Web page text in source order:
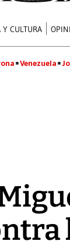
Y CULTURA
Venezuela